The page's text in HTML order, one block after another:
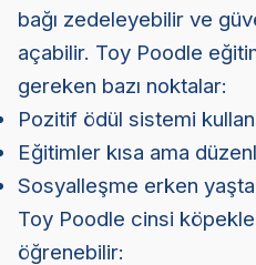
bağı zedeleyebilir ve
açabilir. Toy Poodle
gereken bazı noktalar:
Pozitif ödül sistemi
Eğitimler kısa ama
Sosyalleşme erken yaşta
Toy Poodle cinsi
öğrenebilir: